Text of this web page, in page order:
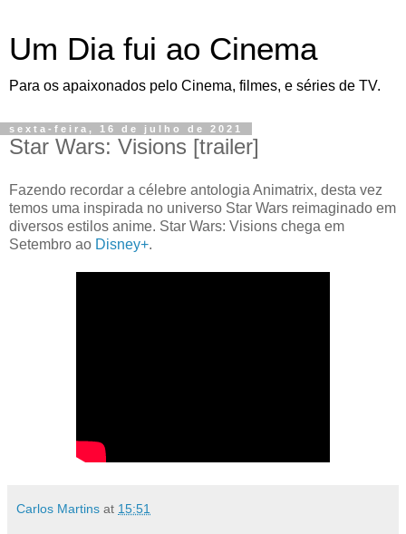
Um Dia fui ao Cinema
Para os apaixonados pelo Cinema, filmes, e séries de TV.
sexta-feira, 16 de julho de 2021
Star Wars: Visions [trailer]
Fazendo recordar a célebre antologia Animatrix, desta vez
temos uma inspirada no universo Star Wars reimaginado em
diversos estilos anime. Star Wars: Visions chega em
Setembro ao Disney+.
Carlos Martins at 15:51